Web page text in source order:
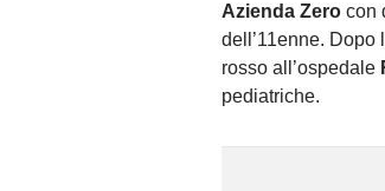
Azienda Zero con
dell’11enne.
rosso all’ospedale
pediatriche.